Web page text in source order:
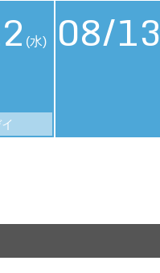
(水) 08/13